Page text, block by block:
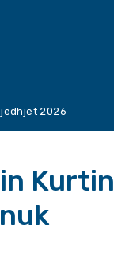
2026
Kurtin